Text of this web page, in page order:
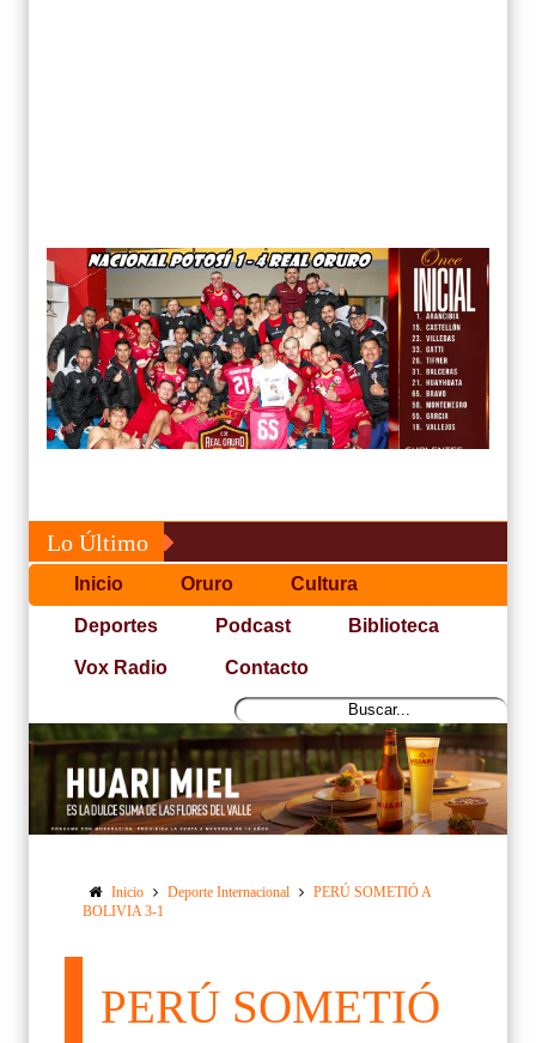
Lo Último
Inicio Oruro Cultura
Deportes Podcast Biblioteca
Vox Radio Contacto
Inicio Deporte Internacional
PERÚ SOMETIÓ A
BOLIVIA 3-1
PERÚ SOMETIÓ